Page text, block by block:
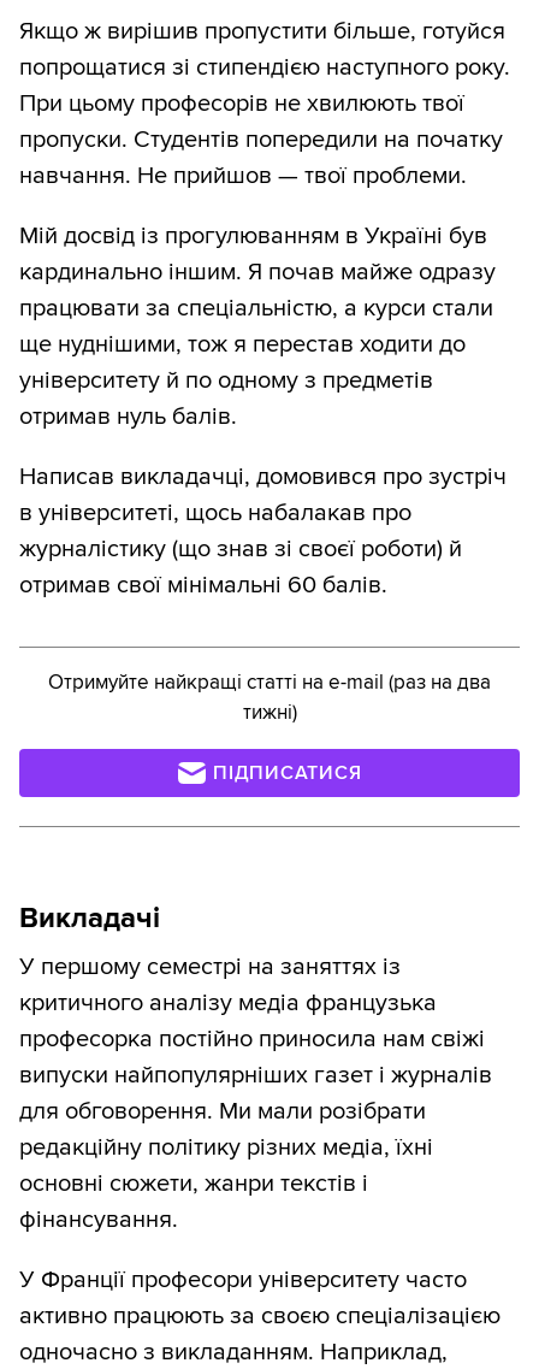
Якщо ж вирішив пропустити більше, готуйся
попрощатися зі стипендією наступного року.
При цьому професорів не хвилюють твої
пропуски. Студентів попередили на початку
навчання. Не прийшов — твої проблеми.
Мій досвід із прогулюванням в Україні був
кардинально іншим. Я почав майже одразу
працювати за спеціальністю, а курси стали
ще нуднішими, тож я перестав ходити до
університету й по одному з предметів
отримав нуль балів.
Написав викладачці, домовився про зустріч
в університеті, щось набалакав про
журналістику (що знав зі своєї роботи) й
отримав свої мінімальні 60 балів.
Отримуйте найкращі статті на e-mail (раз на два
тижні)
ПІДПИСАТИСЯ
Викладачі
У першому семестрі на заняттях із
критичного аналізу медіa французька
професорка постійно приносила нам свіжі
випуски найпопулярніших газет і журналів
для обговорення. Ми мали розібрати
редакційну політику різних медіа, їхні
основні сюжети, жанри текстів і
фінансування.
У Франції професори університету часто
активно працюють за своєю спеціалізацією
одночасно з викладанням. Наприклад,